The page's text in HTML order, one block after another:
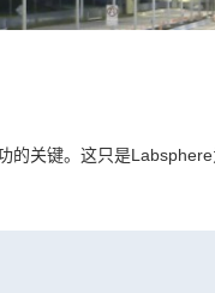
的关键。这只是